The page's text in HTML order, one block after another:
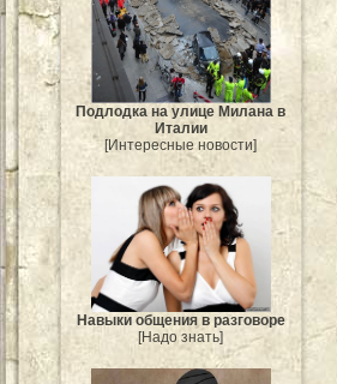
Подлодка на улице Милана в
Италии
[Интересные новости]
Навыки общения в разговоре
[Надо знать]